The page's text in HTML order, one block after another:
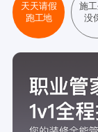
天天请假
跑工地
施
没